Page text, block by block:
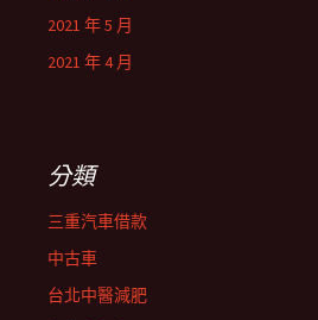
2021 年 5 月
2021 年 4 月
分類
三重汽車借款
中古車
台北中醫減肥